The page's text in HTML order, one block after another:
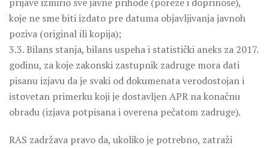
koje ne sme biti izdato pre datuma objavljivanja javnoh
poziva (original ili kopija);
3.3. Bilans stanja, bilans uspeha i statistički aneks za 2017.
godinu, za koje zakonski zastupnik zadruge mora dati
pisanu izjavu da je svaki od dokumenata verodostojan i
istovetan primerku koji je dostavljen APR na konačnu
obradu (izjava potpisana i overena pečatom zadruge).
RAS zadržava pravo da, ukoliko je potrebno, zatraži